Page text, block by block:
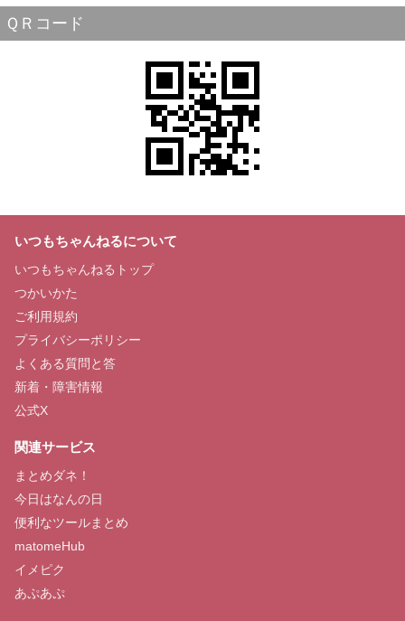
ＱＲコード
いつもちゃんねるについて
いつもちゃんねるトップ
つかいかた
ご利用規約
プライバシーポリシー
よくある質問と答
新着・障害情報
公式X
関連サービス
まとめダネ！
今日はなんの日
便利なツールまとめ
matomeHub
イメピク
あぷあぷ